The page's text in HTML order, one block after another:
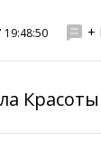
19:48:50 +